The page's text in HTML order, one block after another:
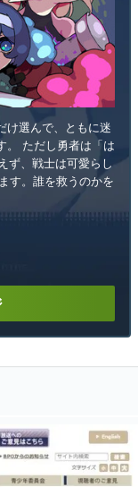
け選んで、ともに迷
。 ただし勇者は「は
ず、戦士は可愛らし
す。誰を救うのかを